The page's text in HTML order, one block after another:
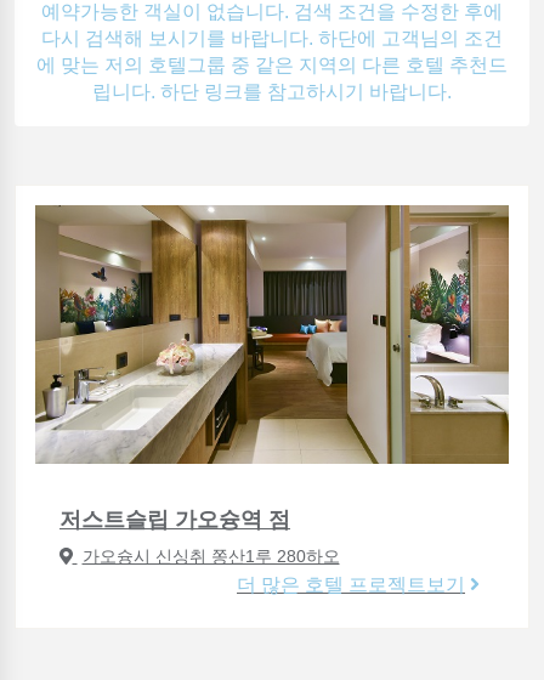
예약가능한 객실이 없습니다. 검색 조건을 수정한 후에
다시 검색해 보시기를 바랍니다. 하단에 고객님의 조건
에 맞는 저의 호텔그룹 중 같은 지역의 다른 호텔 추천드
립니다. 하단 링크를 참고하시기 바랍니다.
저스트슬립 가오슝역 점
가오슝시 신싱취 쫑산1루 280하오
더 많은 호텔 프로젝트보기